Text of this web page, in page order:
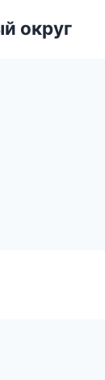
округ